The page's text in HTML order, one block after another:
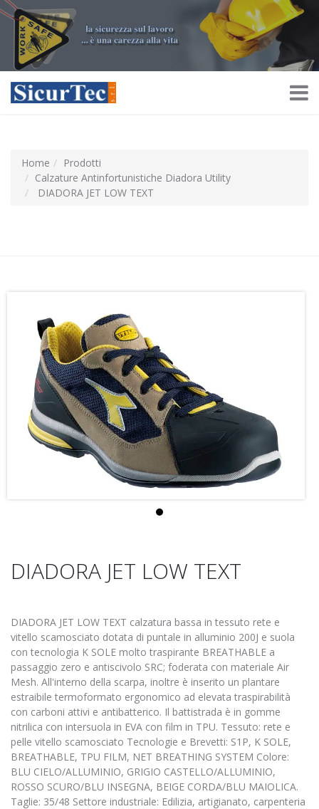
Home
Prodotti
Calzature Antinfortunistiche Diadora Utility
DIADORA JET LOW TEXT
DIADORA JET LOW TEXT
DIADORA JET LOW TEXT calzatura bassa in tessuto rete e
vitello scamosciato dotata di puntale in alluminio 200J e suola
con tecnologia K SOLE molto traspirante BREATHABLE a
passaggio zero e antiscivolo SRC; foderata con materiale Air
Mesh. All'interno della scarpa, inoltre è inserito un plantare
estraibile termoformato ergonomico ad elevata traspirabilità
con carboni attivi e antibatterico. Il battistrada è in gomme
nitrilica con intersuola in EVA con film in TPU. Tessuto: rete e
pelle vitello scamosciato Tecnologie e Brevetti: S1P, K SOLE,
BREATHABLE, TPU FILM, NET BREATHING SYSTEM Colore:
BLU CIELO/ALLUMINIO, GRIGIO CASTELLO/ALLUMINIO,
ROSSO SCURO/BLU INSEGNA, BEIGE CORDA/BLU MAIOLICA.
Taglie: 35/48 Settore industriale: Edilizia, artigianato, carpenteria